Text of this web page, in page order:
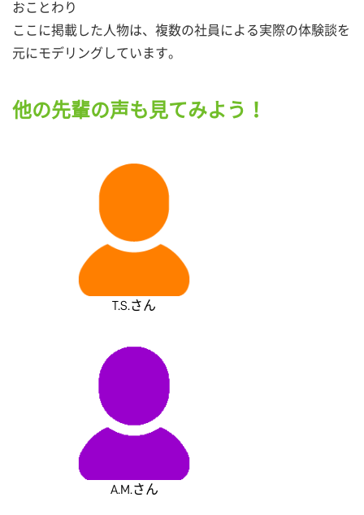
おことわり
ここに掲載した人物は、複数の社員による実際の体験談を
元にモデリングしています。
他の先輩の声も見てみよう！
T.S.さん
A.M.さん